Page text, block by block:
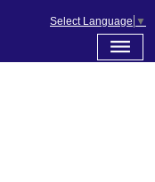
Select Language ▼